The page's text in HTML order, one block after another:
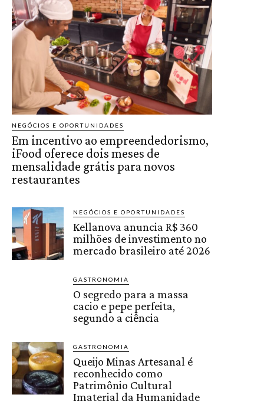
NEGÓCIOS E OPORTUNIDADES
Em incentivo ao empreendedorismo,
iFood oferece dois meses de
mensalidade grátis para novos
restaurantes
NEGÓCIOS E OPORTUNIDADES
Kellanova anuncia R$ 360
milhões de investimento no
mercado brasileiro até 2026
GASTRONOMIA
O segredo para a massa
cacio e pepe perfeita,
segundo a ciência
GASTRONOMIA
Queijo Minas Artesanal é
reconhecido como
Patrimônio Cultural
Imaterial da Humanidade